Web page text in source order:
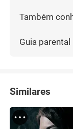
Também
Guia parental
Similares